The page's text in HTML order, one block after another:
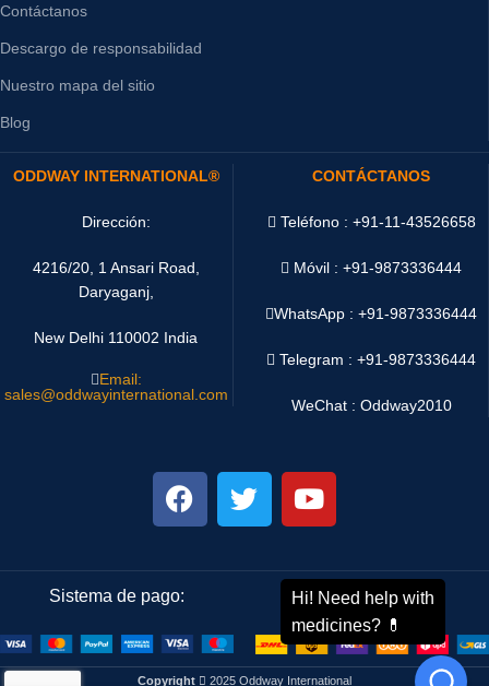
Contáctanos
Descargo de responsabilidad
Nuestro mapa del sitio
Blog
ODDWAY INTERNATIONAL®
Dirección:
4216/20, 1 Ansari Road,
Daryaganj,
New Delhi 110002 India
Email:
sales@oddwayinternational.com
CONTÁCTANOS
Teléfono : +91-11-43526658
Móvil : +91-9873336444
WhatsApp :+91-9873336444
Telegram : +91-9873336444
WeChat : Oddway2010
Sistema de pago: Sistema de envío:
Copyright 2025 Oddway International